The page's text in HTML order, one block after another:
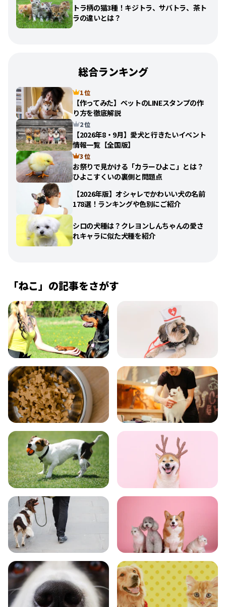
トラ柄の猫3種！キジトラ、サバトラ、茶ト
ラの違いとは？
総合ランキング
1 位
【作ってみた】ペットのLINEスタンプの作
り方を徹底解説
2 位
【2026年8・9月】愛犬と行きたいイベント
情報一覧【全国版】
3 位
お祭りで見かける「カラーひよこ」とは？
ひよこすくいの裏側と問題点
【2026年版】オシャレでかわいい犬の名前
178選！ランキングや色別にご紹介
シロの犬種は？クレヨンしんちゃんの愛さ
れキャラに似た犬種を紹介
「ねこ」の記事をさがす
飼い方 健康
食事 お手入れ
トレーニング グッズ
おでかけ 図鑑